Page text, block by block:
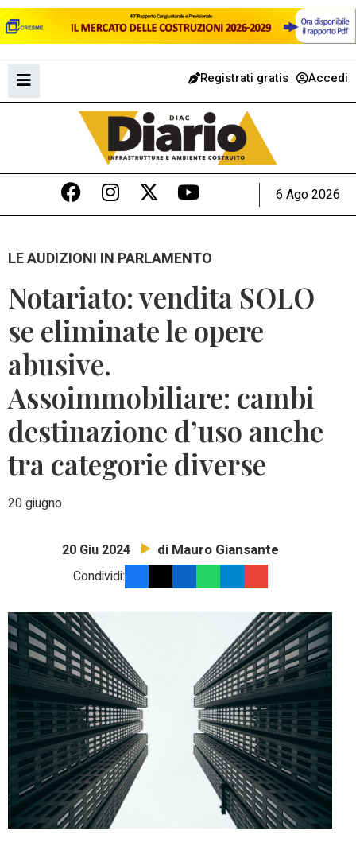
Registrati gratis Accedi
6 Ago 2026
LE AUDIZIONI IN PARLAMENTO
Notariato: vendita SOLO
se eliminate le opere
abusive.
Assoimmobiliare: cambi
destinazione d’uso anche
tra categorie diverse
20 giugno
20 Giu 2024 di Mauro Giansante
Condividi: